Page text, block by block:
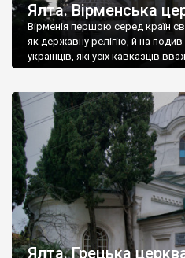
Ялта. Вірменська
Вірменія першою серед країн
як державну релігію, й на подив
українців, які усіх кавказців
є відданими вірянами Христа
Ялта. Грецька